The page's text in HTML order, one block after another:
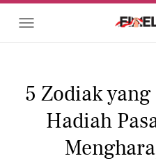
5 Zodiak
Hadiah